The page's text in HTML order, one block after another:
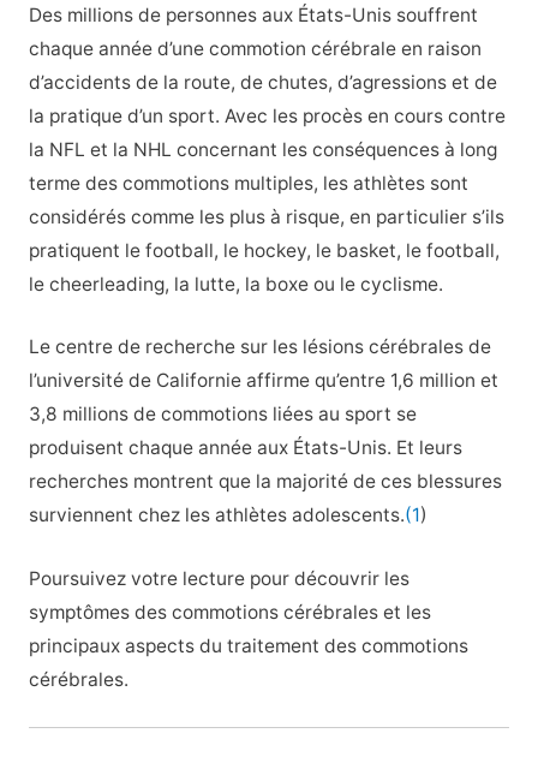
Des millions de personnes aux États-Unis souffrent
chaque année d’une commotion cérébrale en raison
d’accidents de la route, de chutes, d’agressions et de
la pratique d’un sport. Avec les procès en cours contre
la NFL et la NHL concernant les conséquences à long
terme des commotions multiples, les athlètes sont
considérés comme les plus à risque, en particulier s’ils
pratiquent le football, le hockey, le basket, le football,
le cheerleading, la lutte, la boxe ou le cyclisme.
Le centre de recherche sur les lésions cérébrales de
l’université de Californie affirme qu’entre 1,6 million et
3,8 millions de commotions liées au sport se
produisent chaque année aux États-Unis. Et leurs
recherches montrent que la majorité de ces blessures
surviennent chez les athlètes adolescents.(1)
Poursuivez votre lecture pour découvrir les
symptômes des commotions cérébrales et les
principaux aspects du traitement des commotions
cérébrales.